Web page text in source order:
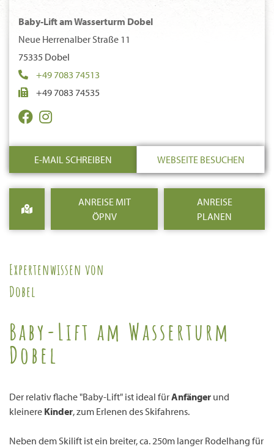
Baby-Lift am Wasserturm Dobel
Neue Herrenalber Straße 11
75335 Dobel
+49 7083 74513
+49 7083 74535
E-MAIL SCHREIBEN WEBSEITE BESUCHEN
ANREISE MIT
ÖPNV
ANREISE
PLANEN
Expertenwissen von
Dobel
Baby-Lift am Wasserturm
Dobel
Der relativ flache "Baby-Lift" ist ideal fürAnfänger und
kleinere Kinder, zum Erlenen des Skifahrens.
Neben dem Skilift ist ein breiter, ca. 250m langer Rodelhang für